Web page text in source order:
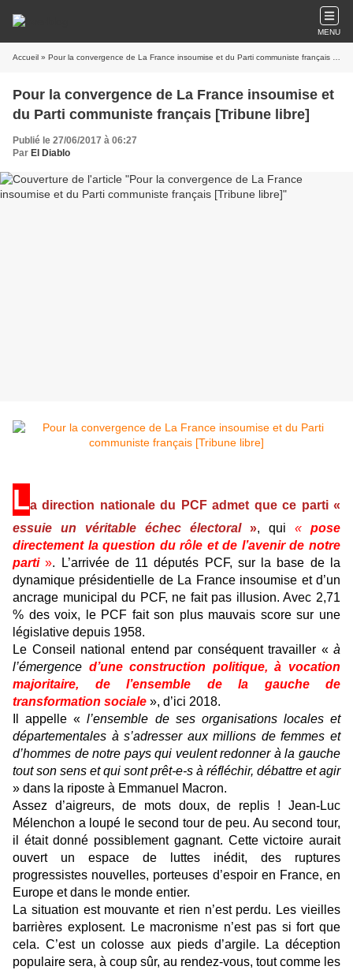
MENU
Accueil » Pour la convergence de La France insoumise et du Parti communiste français [Tribune libre]
Pour la convergence de La France insoumise et
du Parti communiste français [Tribune libre]
Publié le 27/06/2017 à 06:27
Par El Diablo
La direction nationale du PCF admet que ce parti «
essuie un véritable échec électoral», qui « pose
directement la question du rôle et de l’avenir de notre
parti ». L’arrivée de 11 députés PCF, sur la base de la
dynamique présidentielle de La France insoumise et d’un
ancrage municipal du PCF, ne fait pas illusion. Avec 2,71
% des voix, le PCF fait son plus mauvais score sur une
législative depuis 1958.
Le Conseil national entend par conséquent travailler « à
l’émergence d’une construction politique, à vocation
majoritaire,
de l’ensemble de la gauche de
transformation sociale », d’ici 2018.
Il appelle «l’ensemble de ses organisations locales et
départementales à s’adresser aux millions de femmes et
d’hommes de notre pays qui veulent redonner à la gauche
tout son sens et qui sont prêt-e-s à réfléchir, débattre et agir
» dans la riposte à Emmanuel Macron.
Assez d’aigreurs, de mots doux, de replis ! Jean-Luc
Mélenchon a loupé le second tour de peu. Au second tour,
il était donné possiblement gagnant. Cette victoire aurait
ouvert un espace de luttes inédit, des ruptures
progressistes nouvelles, porteuses d’espoir en France, en
Europe et dans le monde entier.
La situation est mouvante et rien n’est perdu. Les vieilles
barrières explosent. Le macronisme n’est pas si fort que
cela. C’est un colosse aux pieds d’argile. La déception
populaire sera, à coup sûr, au rendez-vous, tout comme les